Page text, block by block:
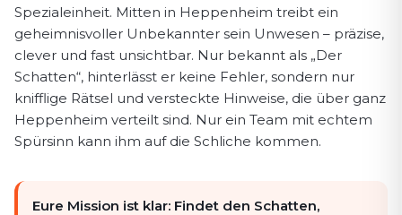
Spezialeinheit. Mitten in Heppenheim treibt ein
geheimnisvoller Unbekannter sein Unwesen – präzise,
clever und fast unsichtbar. Nur bekannt als „Der
Schatten“, hinterlässt er keine Fehler, sondern nur
knifflige Rätsel und versteckte Hinweise, die über ganz
Heppenheim verteilt sind. Nur ein Team mit echtem
Spürsinn kann ihm auf die Schliche kommen.
Eure Mission ist klar: Findet den Schatten,